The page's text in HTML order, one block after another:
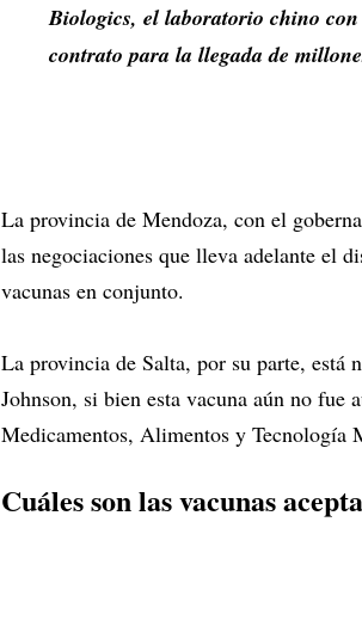
Biologics, el laboratorio chino
contrato para la llegada de
La provincia de Mendoza, con el
las negociaciones que lleva adelante el
vacunas en conjunto.
La provincia de Salta, por su parte, está
Johnson, si bien esta vacuna aún no
Medicamentos, Alimentos y Tecnología
Cuáles son las vacunas